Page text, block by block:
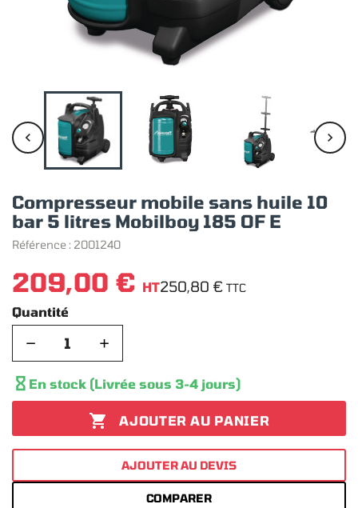
 
Compresseur mobile sans huile 10
bar 5 litres Mobilboy 185 OF E
Référence : 2001240
209,00 € HT250,80 € TTC
Quantité
− +
 En stock (Livrée sous 3-4 jours)
 AJOUTER AU PANIER
AJOUTER AU DEVIS
COMPARER